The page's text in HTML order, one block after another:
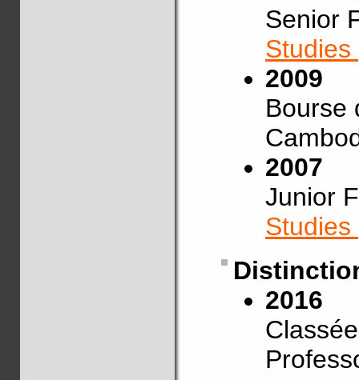
Senior
Studies
2009
Bourse
2007
Junior
Studies
2016